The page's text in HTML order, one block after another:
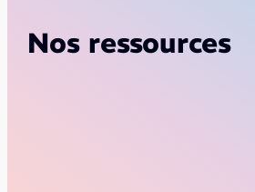
Nos ressources